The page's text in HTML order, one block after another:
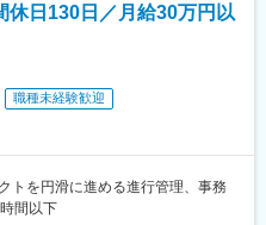
休日130日／月給30万円以
職種未経験歓迎
トを円滑に進める進行管理、事務
間以下